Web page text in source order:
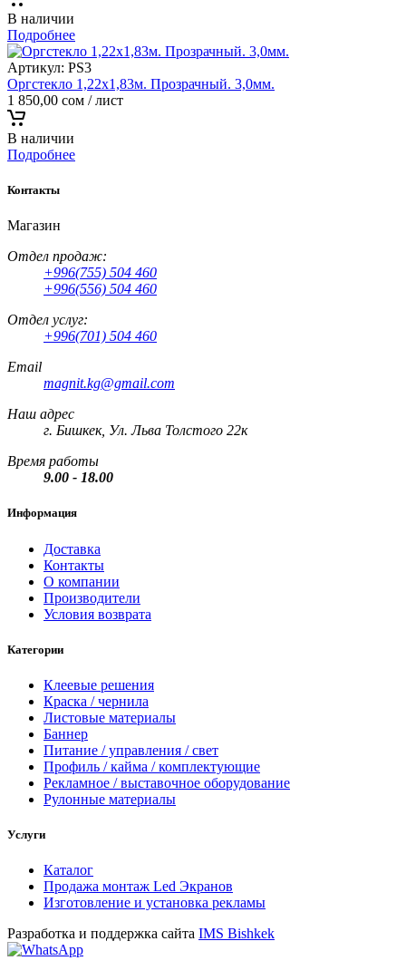
В наличии
Подробнее
Артикул: PS3
Оргстекло 1,22х1,83м. Прозрачный. 3,0мм.
1 850,00 сом / лист
В наличии
Подробнее
Контакты
Магазин
Отдел продаж:
+996(755) 504 460
+996(556) 504 460
Отдел услуг:
+996(701) 504 460
Email
magnit.kg@gmail.com
Наш адрес
г. Бишкек, Ул. Льва Толстого 22к
Время работы
9.00 - 18.00
Информация
Доставка
Контакты
О компании
Производители
Условия возврата
Категории
Клеевые решения
Краска / чернила
Листовые материалы
Баннер
Питание / управления / свет
Профиль / кайма / комплектующие
Рекламное / выставочное оборудование
Рулонные материалы
Услуги
Каталог
Продажа монтаж Led Экранов
Изготовление и установка рекламы
Разработка и поддержка сайта IMS Bishkek